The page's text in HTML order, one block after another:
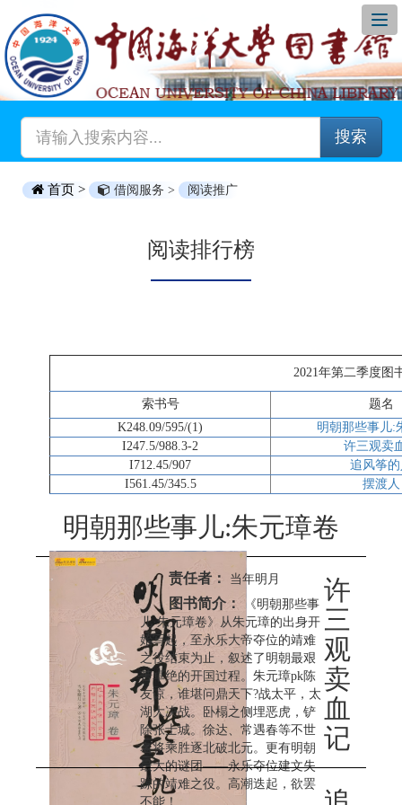
搜索
首页 > 借阅服务 > 阅读推广
阅读排行榜
2021年第二季度图
索书号
题名
K248.09/595/(1)
明朝那些事儿:
I247.5/988.3-2
许三观卖
I712.45/907
追风筝的
I561.45/345.5
摆渡人
明朝那些事儿:朱元璋卷
责任者： 当年明月
图书简介：
《明朝那些事
儿·朱元璋卷》从朱元璋的出身开
始写起，至永乐大帝夺位的靖难
之役结束为止，叙述了明朝最艰
苦卓绝的开国过程。朱元璋pk陈
友谅，谁堪问鼎天下?战太平，太
湖大决战。卧榻之侧埋恶虎，铲
除张士城。徐达、常遇春等不世
名将乘胜逐北破北元。更有明朝
最大的谜团——永乐夺位建文失
踪的靖难之役。高潮迭起，欲罢
不能！
许
三
观
卖
血
记